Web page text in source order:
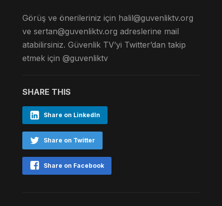
Görüş ve önerileriniz için halil@guvenliktv.org
ve sertan@guvenliktv.org adreslerine mail
atabilirsiniz. Güvenlik TV’yi Twitter’dan takip
etmek için @guvenliktv
SHARE THIS
Share on LinkedIn
Share on Twitter
Share on Facebook